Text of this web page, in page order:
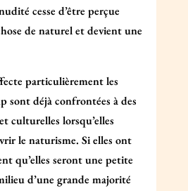
cesse d’être perçue
de naturel et devient une
particulièrement les
sont déjà confrontées à des
culturelles lorsqu’elles
le naturisme. Si elles ont
qu’elles seront une petite
d’une grande majorité